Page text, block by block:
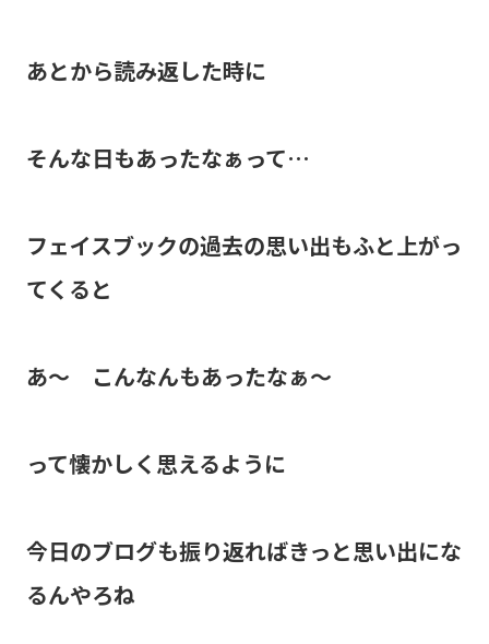
あとから読み返した時に
そんな日もあったなぁって…
フェイスブックの過去の思い出もふと上がっ
てくると
あ～ こんなんもあったなぁ～
って懐かしく思えるように
今日のブログも振り返ればきっと思い出にな
るんやろね